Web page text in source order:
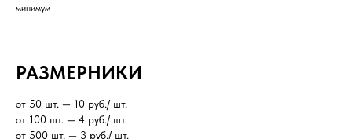
минимум
РАЗМЕРНИКИ
от 50 шт. — 10 руб./ шт.
от 100 шт. — 4 руб./ шт.
от 500 шт. — 3 руб./ шт.